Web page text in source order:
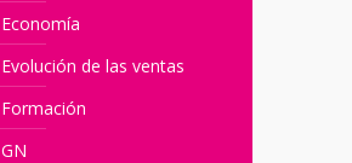
Economía
Evolución de las ventas
Formación
GN